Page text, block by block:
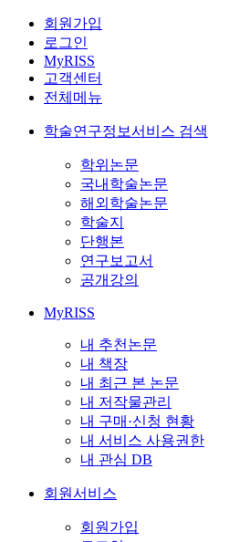
회원가입
로그인
MyRISS
고객센터
전체메뉴
학술연구정보서비스 검색
학위논문
국내학술논문
해외학술논문
학술지
단행본
연구보고서
공개강의
MyRISS
내 추천논문
내 책장
내 최근 본 논문
내 저작물관리
내 구매·신청 현황
내 서비스 사용권한
내 관심 DB
회원서비스
회원가입